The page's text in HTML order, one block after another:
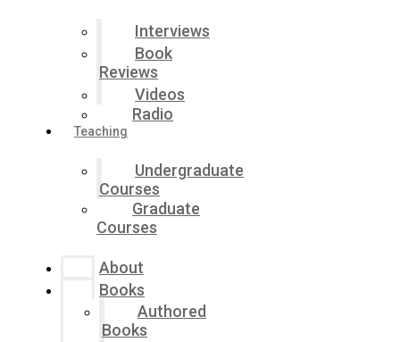
Interviews
Book
Reviews
Videos
Radio
Teaching
Undergraduate
Courses
Graduate
Courses
About
Books
Authored
Books